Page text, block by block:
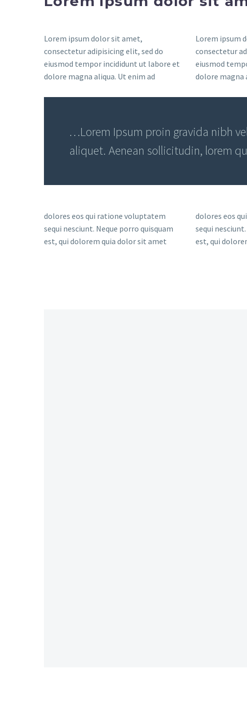
Lorem ipsum dolor sit amet,
consectetur adipisicing elit, sed do
eiusmod tempor incididunt ut labore et
dolore magna aliqua. Ut enim ad
Lorem ipsum
consectetur
eiusmod
dolore magna
…Lorem Ipsum proin gravida nibh
aliquet. Aenean sollicitudin, lorem
dolores eos qui ratione voluptatem
sequi nesciunt. Neque porro quisquam
est, qui dolorem quia dolor sit amet
dolores eos
sequi
est, qui